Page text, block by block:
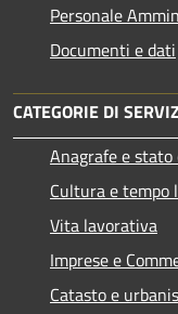
Personale
Documenti e dati
CATEGORIE DI
Anagrafe e
Cultura e tempo
Vita lavorativa
Imprese e
Catasto e